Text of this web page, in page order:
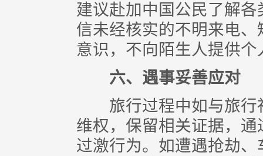
建议赴加中国公民了解
信未经核实的不明来电
意识，不向陌生人提供
六、遇事妥善应对
旅行过程中如与旅行
维权，保留相关证据，
过激行为。如遭遇抢劫